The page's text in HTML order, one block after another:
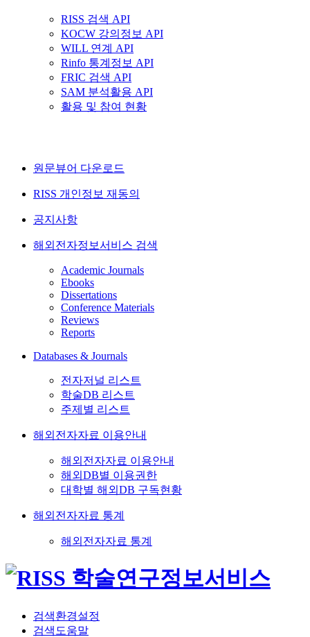
RISS 검색 API
KOCW 강의정보 API
WILL 연계 API
Rinfo 통계정보 API
FRIC 검색 API
SAM 분석활용 API
활용 및 참여 현황
원문뷰어 다운로드
RISS 개인정보 재동의
공지사항
해외전자정보서비스 검색
Academic Journals
Ebooks
Dissertations
Conference Materials
Reviews
Reports
Databases & Journals
전자저널 리스트
학술DB 리스트
주제별 리스트
해외전자자료 이용안내
해외전자자료 이용안내
해외DB별 이용권한
대학별 해외DB 구독현황
해외전자자료 통계
해외전자자료 통계
검색환경설정
검색도움말